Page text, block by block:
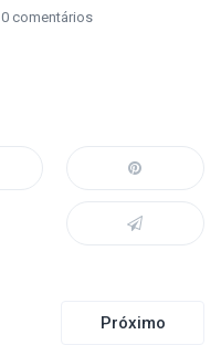
0 comentários
Próximo